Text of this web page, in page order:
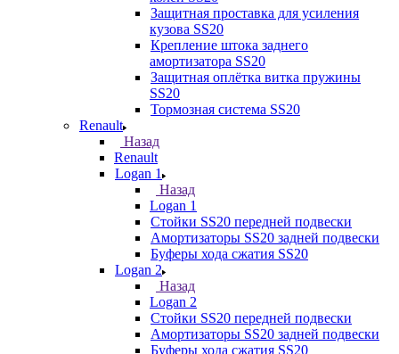
Защитная проставка для усиления
кузова SS20
Крепление штока заднего
амортизатора SS20
Защитная оплётка витка пружины
SS20
Тормозная система SS20
Renault
Назад
Renault
Logan 1
Назад
Logan 1
Стойки SS20 передней подвески
Амортизаторы SS20 задней подвески
Буферы хода сжатия SS20
Logan 2
Назад
Logan 2
Стойки SS20 передней подвески
Амортизаторы SS20 задней подвески
Буферы хода сжатия SS20